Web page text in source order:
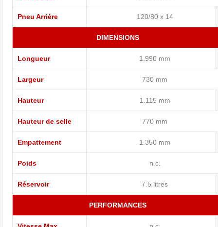
Pneu Arrière 120/80 x 14
DIMENSIONS
Longueur 1.990 mm
Largeur 730 mm
Hauteur 1.115 mm
Hauteur de selle 770 mm
Empattement 1.350 mm
Poids n.c.
Réservoir 7.5 litres
PERFORMANCES